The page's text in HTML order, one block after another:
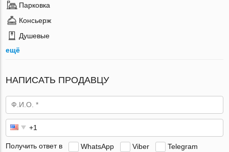
Парковка
Консьерж
Душевые
ещё
НАПИСАТЬ ПРОДАВЦУ
Получить ответ в WhatsApp Viber Telegram